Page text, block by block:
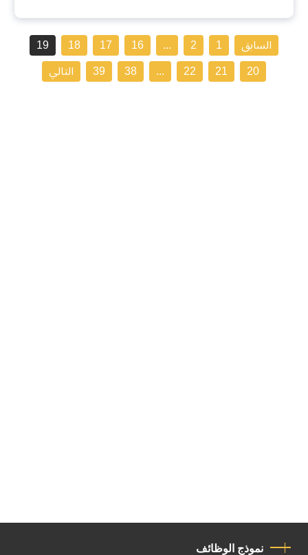
السابق 1
2
...
16
17
18
19
20
21
22
...
38
39 التالي
نموذج الوظائف